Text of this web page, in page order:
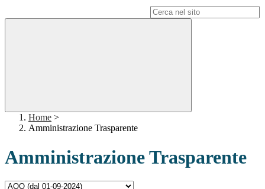
Home >
Amministrazione Trasparente
Amministrazione Trasparente